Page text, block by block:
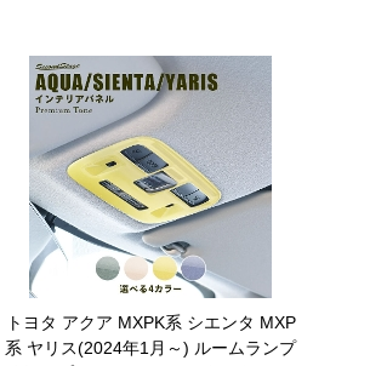
トヨタ アクア MXPK系 シエンタ MXP
系 ヤリス(2024年1月～) ルームランプ